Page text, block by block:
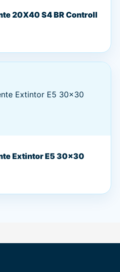
20X40 S4 BR Controll
Extintor E5 30x30